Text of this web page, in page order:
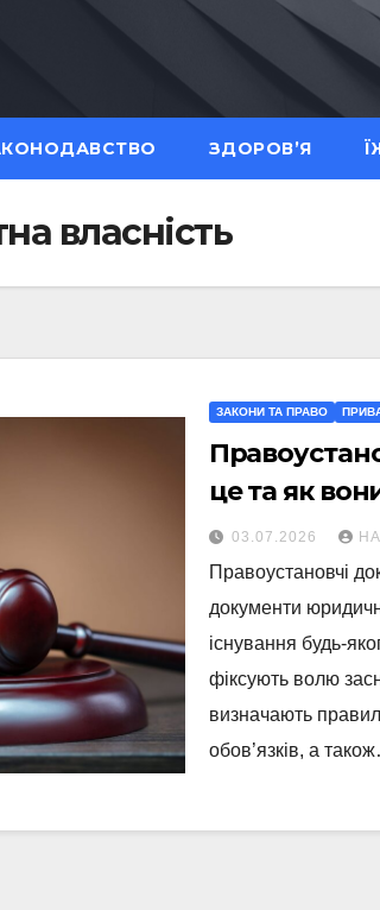
ЗДОРОВ’Я
власність
ЗАКОНИ ТА ПРАВО
це та як
році
03.07.2026
Правоустановчі
документи
існування будь-
фіксують волю
визначають
обов’язків, а